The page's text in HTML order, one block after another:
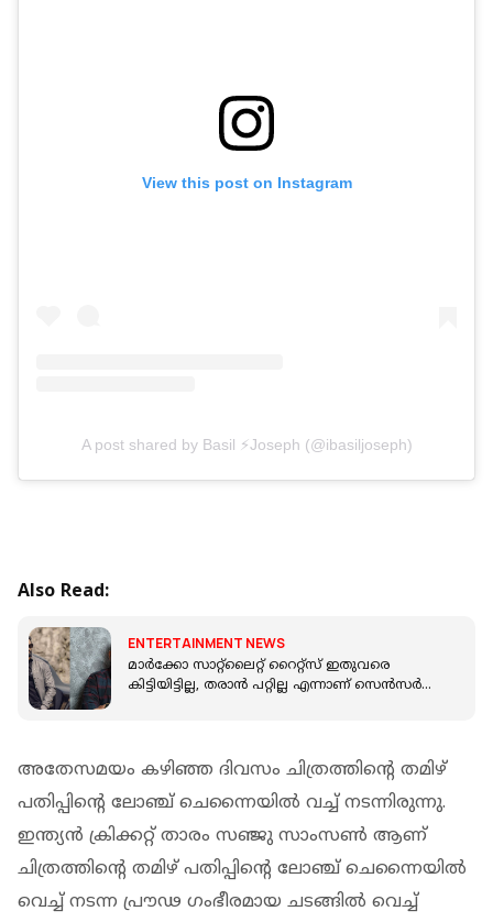
View this post on Instagram
A post shared by Basil ⚡Joseph (@ibasiljoseph)
Also Read:
ENTERTAINMENT NEWS
മാർക്കോ സാറ്റ്ലൈറ്റ് റൈറ്റ്സ് ഇതുവരെ
കിട്ടിയിട്ടില്ല, തരാൻ പറ്റില്ല എന്നാണ് സെൻസർ
അതേസമയം കഴിഞ്ഞ ദിവസം ചിത്രത്തിന്റെ തമിഴ്
പതിപ്പിന്റെ ലോഞ്ച് ചെന്നൈയിൽ വച്ച് നടന്നിരുന്നു.
ഇന്ത്യൻ ക്രിക്കറ്റ് താരം സഞ്ജു സാംസൺ ആണ്
ചിത്രത്തിൻ്റെ തമിഴ് പതിപ്പിൻ്റെ ലോഞ്ച് ചെന്നൈയിൽ
വെച്ച് നടന്ന പ്രൗഢ ഗംഭീരമായ ചടങ്ങിൽ വെച്ച്